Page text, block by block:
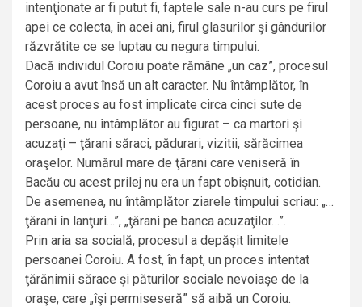
intenţionate ar fi putut fi, faptele sale n-au curs pe firul
apei ce colecta, în acei ani, firul glasurilor şi gândurilor
răzvrătite ce se luptau cu negura timpului.
Dacă individul Coroiu poate rămâne „un caz”, procesul
Coroiu a avut însă un alt caracter. Nu întâmplător, în
acest proces au fost implicate circa cinci sute de
persoane, nu întâmplător au figurat – ca martori şi
acuzaţi – ţărani săraci, pădurari, vizitii, sărăcimea
oraşelor. Numărul mare de ţărani care veniseră în
Bacău cu acest prilej nu era un fapt obişnuit, cotidian.
De asemenea, nu întâmplător ziarele timpului scriau: „…
ţărani în lanţuri…”, „ţărani pe banca acuzaţilor…”.
Prin aria sa socială, procesul a depăşit limitele
persoanei Coroiu. A fost, în fapt, un proces intentat
ţărănimii sărace şi păturilor sociale nevoiaşe de la
oraşe, care „îşi permiseseră” să aibă un Coroiu.